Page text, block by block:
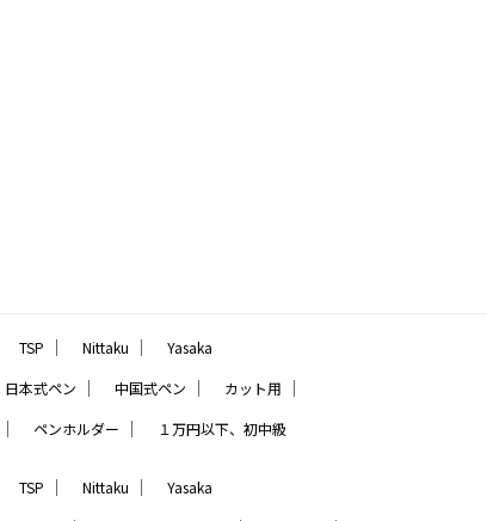
TSP ｜ Nittaku ｜ Yasaka
日本式ペン ｜ 中国式ペン ｜ カット用 ｜
｜ ペンホルダー ｜ １万円以下、初中級
TSP ｜ Nittaku ｜ Yasaka